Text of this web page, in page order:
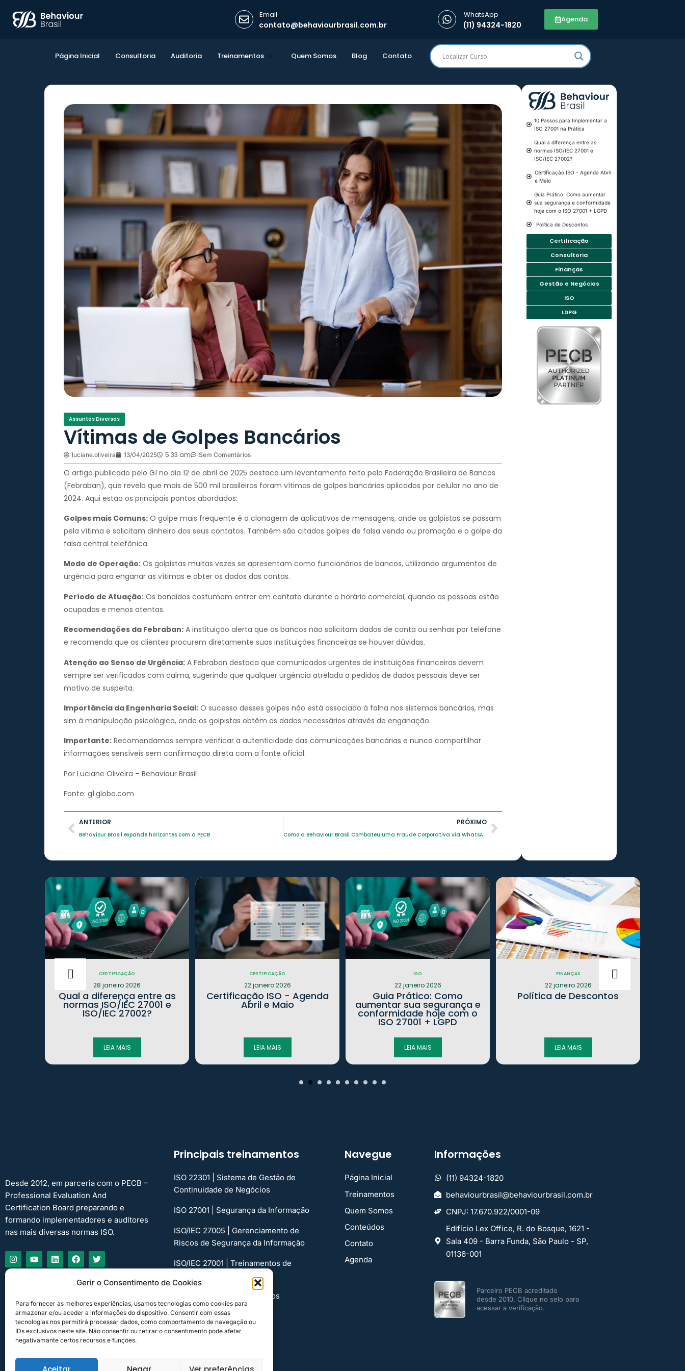
Gerir o Consentimento de Cookies
Para fornecer as melhores experiências, usamos tecnologias como cookies para
armazenar e/ou aceder a informações do dispositivo. Consentir com essas
tecnologias nos permitirá processar dados, como comportamento de navegação ou
IDs exclusivos neste site. Não consentir ou retirar o consentimento pode afetar
negativamante certos recursos e funções.
Email
contato@behaviourbrasil.com.br
WhatsApp
(11) 94324-1820
Agenda
Página Inicial Consultoria Auditoria Treinamentos Quem Somos Blog Contato
Assuntos Diversos
Vítimas de Golpes Bancários
luciane.oliveira 13/04/2025 5:33 am Sem Comentários
O artigo publicado pelo G1 no dia 12 de abril de 2025 destaca um levantamento feito pela Federação Brasileira de Bancos
(Febraban), que revela que mais de 500 mil brasileiros foram vítimas de golpes bancários aplicados por celular no ano de
2024. Aqui estão os principais pontos abordados:
Golpes mais Comuns: O golpe mais frequente é a clonagem de aplicativos de mensagens, onde os golpistas se passam
pela vítima e solicitam dinheiro dos seus contatos. Também são citados golpes de falsa venda ou promoção e o golpe da
falsa central telefônica.
Modo de Operação: Os golpistas muitas vezes se apresentam como funcionários de bancos, utilizando argumentos de
urgência para enganar as vítimas e obter os dados das contas.
Período de Atuação: Os bandidos costumam entrar em contato durante o horário comercial, quando as pessoas estão
ocupadas e menos atentas.
Recomendações da Febraban: A instituição alerta que os bancos não solicitam dados de conta ou senhas por telefone
e recomenda que os clientes procurem diretamente suas instituições financeiras se houver dúvidas.
Atenção ao Senso de Urgência: A Febraban destaca que comunicados urgentes de instituições financeiras devem
sempre ser verificados com calma, sugerindo que qualquer urgência atrelada a pedidos de dados pessoais deve ser
motivo de suspeita.
Importância da Engenharia Social: O sucesso desses golpes não está associado à falha nos sistemas bancários, mas
sim à manipulação psicológica, onde os golpistas obtêm os dados necessários através de enganação.
Importante: Recomendamos sempre verificar a autenticidade das comunicações bancárias e nunca compartilhar
informações sensíveis sem confirmação direta com a fonte oficial.
Por Luciane Oliveira – Behaviour Brasil
Fonte: g1.globo.com
ANTERIOR
Behaviour Brasil expande horizontes com a PECB
PRÓXIMO
Como a Behaviour Brasil Combateu uma Fraude Corporativa via WhatsApp​
10 Passos para Implementar a
ISO 27001 na Prática
Qual a diferença entre as
normas ISO/IEC 27001 e
ISO/IEC 27002?
Certificação ISO - Agenda Abril
e Maio
Guia Prático: Como aumentar
sua segurança e conformidade
hoje com o ISO 27001 + LGPD
Política de Descontos
Certificação
Consultoria
Finanças
Gestão e Negócios
ISO
LDPG
CERTIFICAÇÃO
28 janeiro 2026
Qual a diferença entre as
normas ISO/IEC 27001 e
ISO/IEC 27002?
LEIA MAIS
CERTIFICAÇÃO
22 janeiro 2026
Certificação ISO - Agenda
Abril e Maio
LEIA MAIS
ISO
22 janeiro 2026
Guia Prático: Como
aumentar sua segurança e
conformidade hoje com o
ISO 27001 + LGPD
LEIA MAIS
FINANÇAS
22 janeiro 2026
Política de Descontos
LEIA MAIS
Desde 2012, em parceria com o PECB –
Professional Evaluation And
Certification Board preparando e
formando implementadores e auditores
nas mais diversas normas ISO.
Principais treinamentos
ISO 22301 | Sistema de Gestão de
Continuidade de Negócios
ISO 27001 | Segurança da Informação
ISO/IEC 27005 | Gerenciamento de
Riscos de Segurança da Informação
ISO/IEC 27001 | Treinamentos de
Segurança da Informação
ISO 31000 | Gestão de Riscos
Navegue
Página Inicial
Treinamentos
Quem Somos
Conteúdos
Contato
Agenda
Informações
(11) 94324-1820
behaviourbrasil@behaviourbrasil.com.br
CNPJ: 17.670.922/0001-09
Edifício Lex Office, R. do Bosque, 1621 -
Sala 409 - Barra Funda, São Paulo - SP,
01136-001
Parceiro PECB acreditado
desde 2010. Clique no selo para
acessar a verificação.